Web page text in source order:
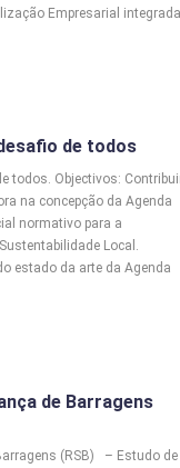
Empresarial integrada
de todos
todos. Objectivos:
na concepção da Agenda
normativo para a
Local.
estado da arte da Agenda
de Barragens
(RSB) – Estudo de